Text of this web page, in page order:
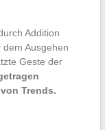
Addition
Ausgehen
Geste der
Trends.